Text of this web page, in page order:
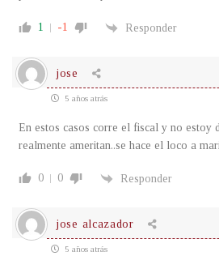
1 -1 Responder
jose
5 años atrás
En estos casos corre el fiscal y no estoy
realmente ameritan..se hace el loco a
0 0 Responder
jose alcazador
5 años atrás